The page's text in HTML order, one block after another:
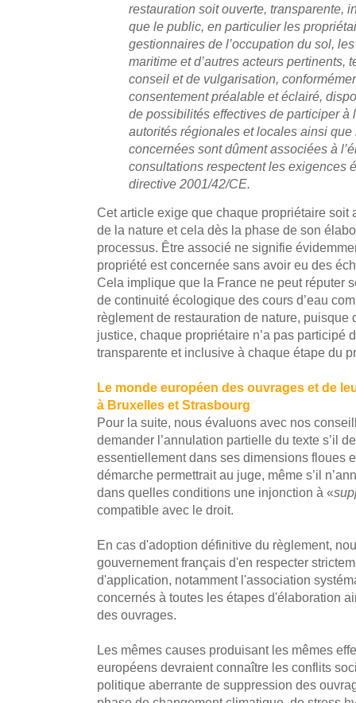
restauration soit ouverte, transparente,
que le public, en particulier les
gestionnaires de l’occupation du sol,
maritime et d’autres acteurs pertinents,
conseil et de vulgarisation,
consentement préalable et éclairé,
de possibilités effectives de participer à
autorités régionales et locales ainsi
concernées sont dûment associées à
consultations respectent les exigences
directive 2001/42/CE.
Cet article exige que chaque propriétaire soit
de la nature et cela dès la phase de son
processus. Être associé ne signifie
propriété est concernée sans avoir eu des
Cela implique que la France ne peut réputer
de continuité écologique des cours d’eau
règlement de restauration de nature, puisque
justice, chaque propriétaire n’a pas participé
transparente et inclusive à chaque étape du
Le monde européen des ouvrages et de
à Bruxelles et Strasbourg
Pour la suite, nous évaluons avec nos
demander l’annulation partielle du texte s’il
essentiellement dans ses dimensions floues
démarche permettrait au juge, même s’il
dans quelles conditions une injonction à «
compatible avec le droit.
En cas d'adoption définitive du règlement,
gouvernement français d'en respecter
d'application, notamment l'association
concernés à toutes les étapes d'élaboration
des ouvrages.
Les mêmes causes produisant les mêmes
européens devraient connaître les conflits
politique aberrante de suppression des